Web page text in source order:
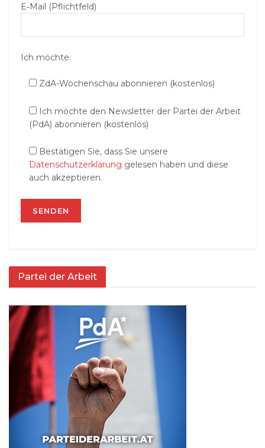
E‑Mail (Pflichtfeld)
Ich möchte:
ZdA-Wochenschau abonnieren (kostenlos)
Ich möchte den Newsletter der Partei der Arbeit
(PdA) abonnieren (kostenlos)
Bestätigen Sie, dass Sie unsere
Datenschutzerklärung gelesen haben und diese
auch akzeptieren.
Partei der Arbeit